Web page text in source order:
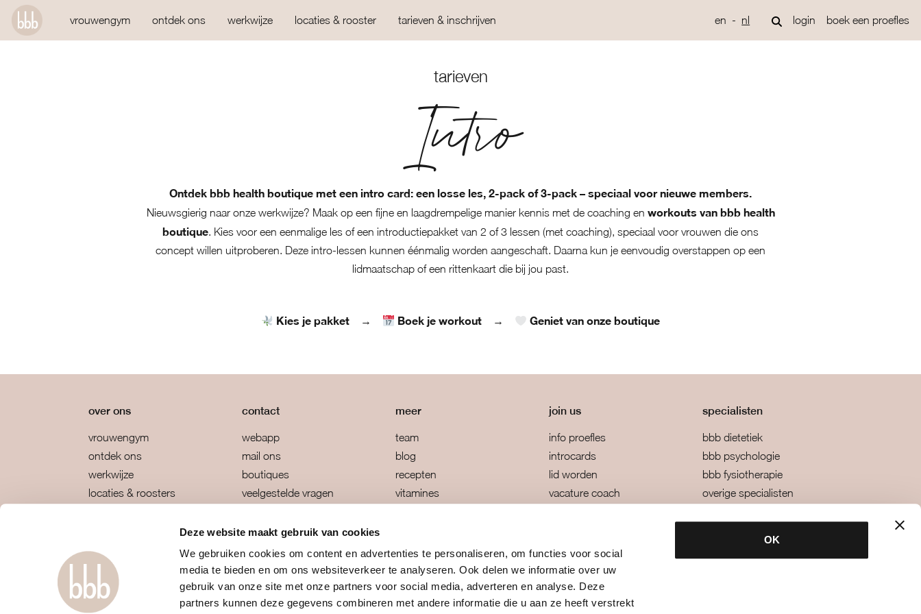
Deze website maakt gebruik van cookies
We gebruiken cookies om content en advertenties te personaliseren, om functies voor social
media te bieden en om ons websiteverkeer te analyseren. Ook delen we informatie over uw
gebruik van onze site met onze partners voor social media, adverteren en analyse. Deze
partners kunnen deze gegevens combineren met andere informatie die u aan ze heeft verstrekt
OK
vrouwengym ontdek ons werkwijze locaties & rooster tarieven & inschrijven en nl login boek een proefles
tarieven
Intro
Ontdek bbb health boutique met een intro card: een losse les, 2-pack of 3-pack – speciaal voor nieuwe members.
Nieuwsgierig naar onze werkwijze? Maak op een fijne en laagdrempelige manier kennis met de coaching en workouts van bbb health
boutique. Kies voor een eenmalige les of een introductiepakket van 2 of 3 lessen (met coaching), speciaal voor vrouwen die ons
concept willen uitproberen. Deze intro-lessen kunnen éénmalig worden aangeschaft. Daarna kun je eenvoudig overstappen op een
lidmaatschap of een rittenkaart die bij jou past.
Kies je pakket→ Boek je workout → Geniet van onze boutique
over ons
vrouwengym
ontdek ons
werkwijze
locaties & roosters
contact
webapp
mail ons
boutiques
veelgestelde vragen
meer
team
blog
recepten
vitamines
join us
info proefles
introcards
lid worden
vacature coach
specialisten
bbb dietetiek
bbb psychologie
bbb fysiotherapie
overige specialisten